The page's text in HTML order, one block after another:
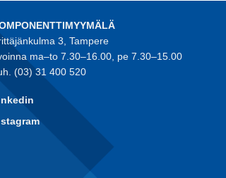
3, Tampere
ma–to 7.30–16.00, pe 7.30–15.00
(03) 31 400 520